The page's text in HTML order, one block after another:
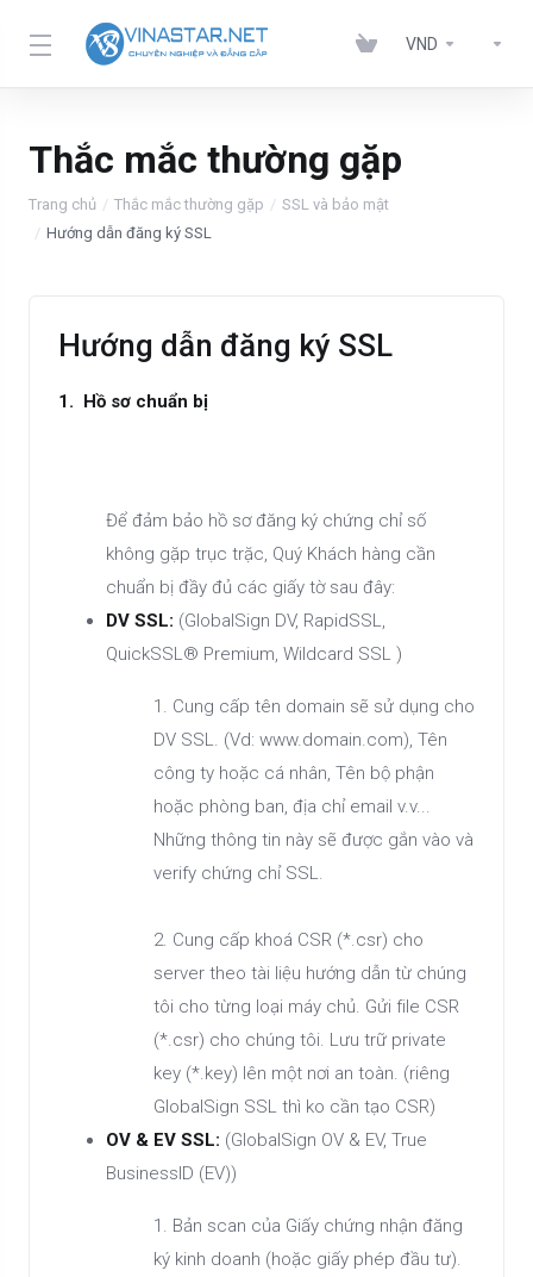
VND
Thắc mắc thường gặp
Trang chủ Thắc mắc thường gặp
SSL và bảo mật
Hướng dẫn đăng ký SSL
Hướng dẫn đăng ký SSL
1. Hồ sơ chuẩn bị
Để đảm bảo hồ sơ đăng ký chứng chỉ số
không gặp trục trặc, Quý Khách hàng cần
chuẩn bị đầy đủ các giấy tờ sau đây:
DV SSL: (GlobalSign DV, RapidSSL,
QuickSSL® Premium, Wildcard SSL )
1. Cung cấp tên domain sẽ sử dụng cho
DV SSL. (Vd: www.domain.com), Tên
công ty hoặc cá nhân, Tên bộ phận
hoặc phòng ban, địa chỉ email v.v...
Những thông tin này sẽ được gắn vào và
verify chứng chỉ SSL.
2. Cung cấp khoá CSR (*.csr) cho
server theo tài liệu hướng dẫn từ chúng
tôi cho từng loại máy chủ. Gửi file CSR
(*.csr) cho chúng tôi. Lưu trữ private
key (*.key) lên một nơi an toàn. (riêng
GlobalSign SSL thì ko cần tạo CSR)
OV & EV SSL: (GlobalSign OV & EV, True
BusinessID (EV))
1. Bản scan của Giấy chứng nhận đăng
ký kinh doanh (hoặc giấy phép đầu tư).